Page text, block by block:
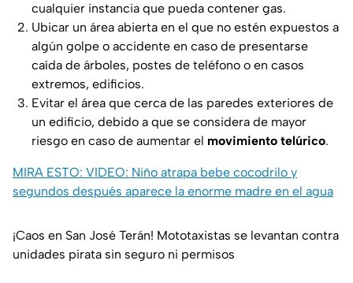
cualquier instancia que pueda contener gas.
Ubicar un área abierta en el que no estén expuestos a
algún golpe o accidente en caso de presentarse
caída de árboles, postes de teléfono o en casos
extremos, edificios.
Evitar el área que cerca de las paredes exteriores de
un edificio, debido a que se considera de mayor
riesgo en caso de aumentar el movimiento telúrico.
MIRA ESTO: VIDEO: Niño atrapa bebe cocodrilo y
segundos después aparece la enorme madre en el agua
¡Caos en San José Terán! Mototaxistas se levantan contra
unidades pirata sin seguro ni permisos